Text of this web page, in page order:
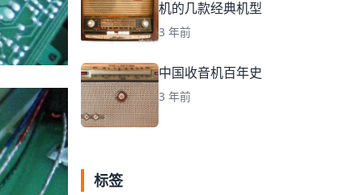
机的几款经典机型
3 年前
中国收音机百年史
3 年前
标签